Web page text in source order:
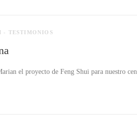
- TESTIMONIOS
el proyecto de Feng Shui para nuestro